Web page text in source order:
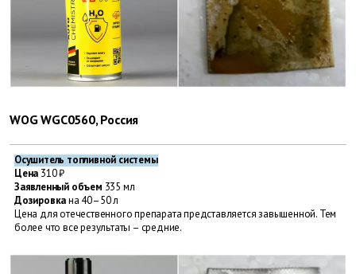
WOG WGC0560, Россия
Осушитель топливной системы
Цена 310 ₽
Заявленный объем 335 мл
Дозировкана 40–50 л
Цена для отечественного препарата представляется завышенной. Тем
более что все результаты – средние.